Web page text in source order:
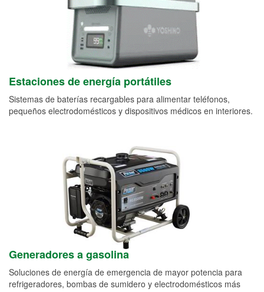
Estaciones de energía portátiles
Sistemas de baterías recargables para alimentar teléfonos,
pequeños electrodomésticos y dispositivos médicos en interiores.
Generadores a gasolina
Soluciones de energía de emergencia de mayor potencia para
refrigeradores, bombas de sumidero y electrodomésticos más